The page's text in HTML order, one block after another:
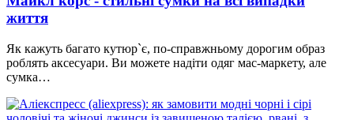
життя
Як кажуть багато кутюр`є, по-справжньому дорогим образ
роблять аксесуари. Ви можете надіти одяг мас-маркету, але
сумка…